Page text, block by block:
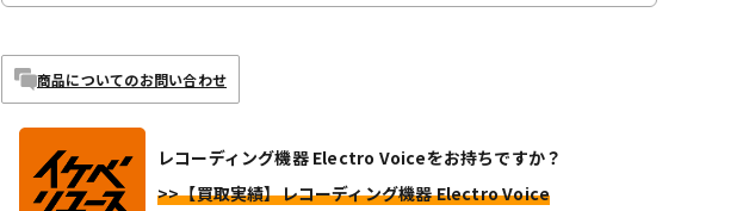
商品についてのお問い合わせ
レコーディング機器 Electro Voiceをお持ちですか？
>>【買取実績】レコーディング機器 Electro Voice